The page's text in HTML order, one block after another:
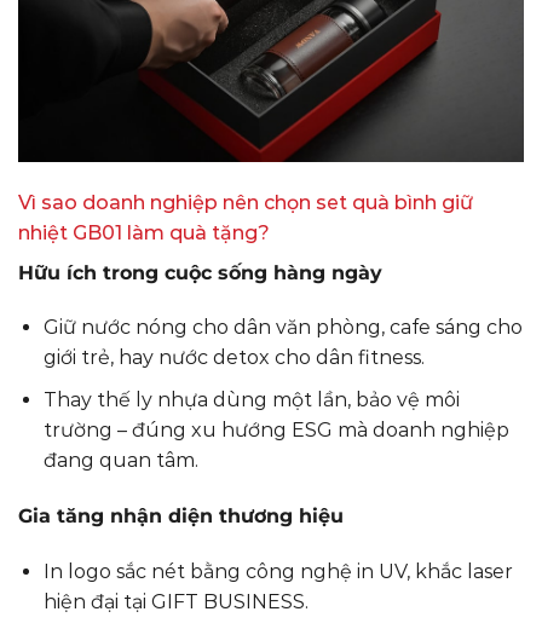
Vì sao doanh nghiệp nên chọn set quà bình giữ
nhiệt GB01 làm quà tặng?
Hữu ích trong cuộc sống hàng ngày
Giữ nước nóng cho dân văn phòng, cafe sáng cho
giới trẻ, hay nước detox cho dân fitness.
Thay thế ly nhựa dùng một lần, bảo vệ môi
trường – đúng xu hướng ESG mà doanh nghiệp
đang quan tâm.
Gia tăng nhận diện thương hiệu
In logo sắc nét bằng công nghệ in UV, khắc laser
hiện đại tại GIFT BUSINESS.